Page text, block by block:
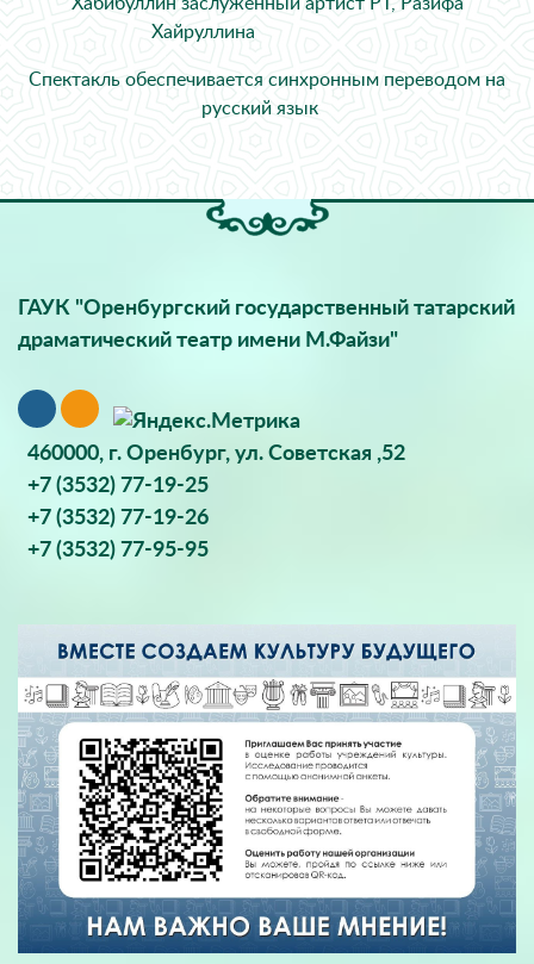
Хайруллина
Спектакль обеспечивается синхронным переводом на
русский язык
ГАУК "Оренбургский государственный татарский
драматический театр имени М.Файзи"
460000, г. Оренбург, ул. Советская ,52
+7 (3532) 77-19-25
+7 (3532) 77-19-26
+7 (3532) 77-95-95